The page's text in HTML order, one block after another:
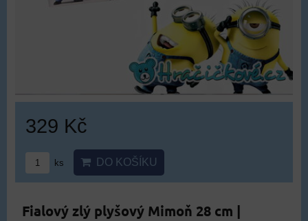
329 Kč
ks DO KOŠÍKU
Fialový zlý plyšový Mimoň 28 cm |